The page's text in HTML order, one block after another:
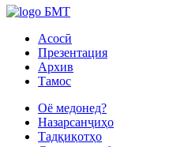
БМТ
Асосӣ
Презентация
Архив
Тамос
Оё медонед?
Назарсанҷиҳо
Тадқиқотҳо